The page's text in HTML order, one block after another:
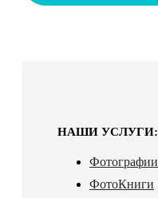
НАШИ УСЛУГИ:
Фотографии
ФотоКниги